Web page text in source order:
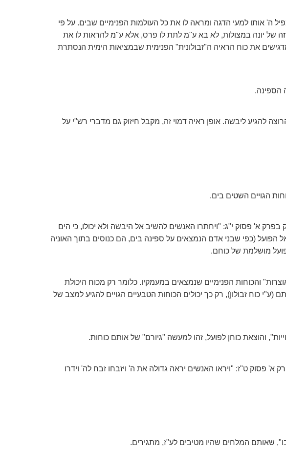
ה' אותו למעי הדגה ומראה לו את כל העולמות הפנימיים שבים. על פי
של יונה במצולות, לא בא ע"מ לתת לו פרס, אלא ע"מ להראות לו את
את כוח הראיה ה"זבולונית" הפנימית שבמציאות הימית הנסתרת
הספינה.
להגיע ליבשה. אופן ראיה דמוי זה, מקבל חיזוק גם מדברי רש"י על
הגויים השטים בים.
א' פסוק י"ג: "ויחתרו האנשים להשיב אל היבשה ולא יכולו, כי הים
הפועל (כפי שבני אדם הנמצאים על ספינה בים, הם כנוסים בתוך האוניה
מושלמת של כוחם.
והכוחות הפנימיים שנמצאים במעמקיו. כלומר רק מכוח היכולת
כוח זבולון), רק כך יכולים הכוחות הטבעיים הגויים להגיע למצב של
והוצאת כוחן לפועל, זהו למעשה "גיורם" של אותם כוחות.
א' פסוק ט"ז: "ויראו האנשים יראה גדולה את ה' ויזבחו זבח לה' וידרו
שאותם המלחים שהיו מטיבים לע"ז, מתגירים.